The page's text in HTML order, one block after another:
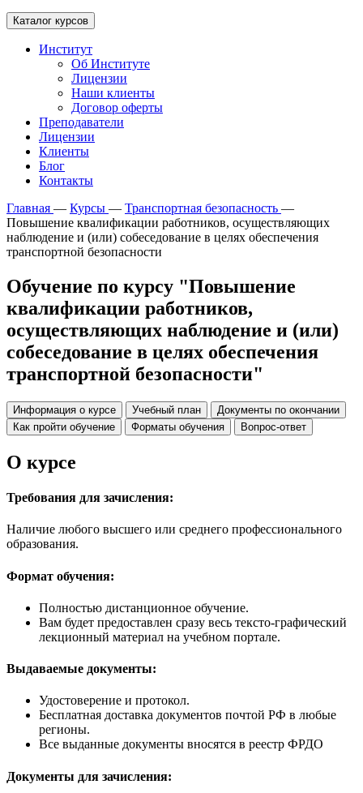
Каталог курсов
Институт
Об Институте
Лицензии
Наши клиенты
Договор оферты
Преподаватели
Лицензии
Клиенты
Блог
Контакты
Главная — Курсы — Транспортная безопасность —
Повышение квалификации работников, осуществляющих
наблюдение и (или) собеседование в целях обеспечения
транспортной безопасности
Обучение по курсу "Повышение
квалификации работников,
осуществляющих наблюдение и (или)
собеседование в целях обеспечения
транспортной безопасности"
Информация о курсе Учебный план
Документы по окончании
Как пройти обучение
Форматы обучения Вопрос-ответ
О курсе
Требования для зачисления:
Наличие любого высшего или среднего профессионального
образования.
Формат обучения:
Полностью дистанционное обучение.
Вам будет предоставлен сразу весь тексто-графический
лекционный материал на учебном портале.
Выдаваемые документы:
Удостоверение и протокол.
Бесплатная доставка документов почтой РФ в любые
регионы.
Все выданные документы вносятся в реестр ФРДО
Документы для зачисления: